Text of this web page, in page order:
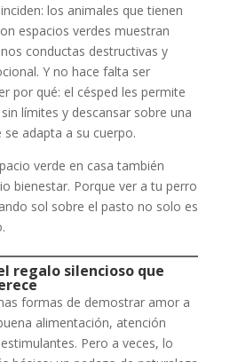
los animales que tienen
espacios verdes muestran
conductas destructivas y
Y no hace falta ser
por qué: el césped les permite
límites y descansar sobre una
adapta a su cuerpo.
verde en casa también
bienestar. Porque ver a tu perro
sol sobre el pasto no solo es
regalo silencioso que
formas de demostrar amor a
alimentación, atención
Pero a veces, lo